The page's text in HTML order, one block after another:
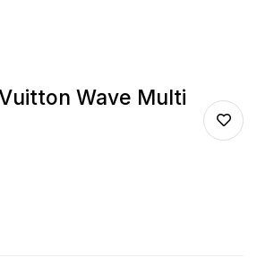
Wave Multi